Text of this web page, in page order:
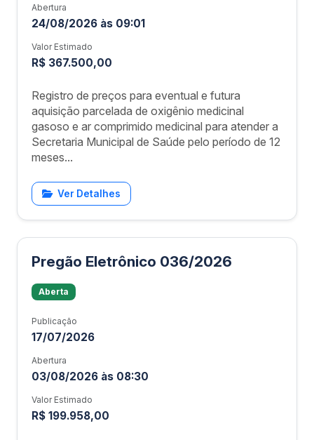
Abertura
24/08/2026 às 09:01
Valor Estimado
R$ 367.500,00
Registro de preços para eventual e futura
aquisição parcelada de oxigênio medicinal
gasoso e ar comprimido medicinal para atender a
Secretaria Municipal de Saúde pelo período de 12
meses...
Ver Detalhes
Pregão Eletrônico 036/2026
Aberta
Publicação
17/07/2026
Abertura
03/08/2026 às 08:30
Valor Estimado
R$ 199.958,00